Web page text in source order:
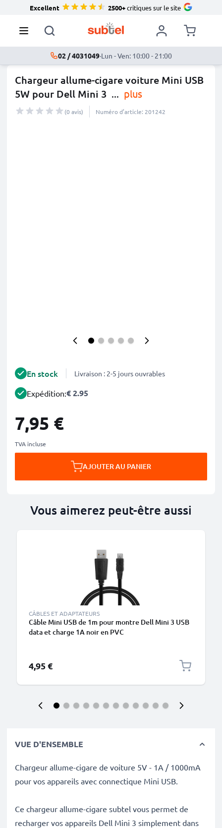
Excellent 2500+critiques sur le site
02 / 4031049·Lun - Ven: 10:00 - 21:00
Chargeur allume-cigare voiture Mini USB
5W pour Dell Mini 3 ... plus
(0 avis) Numéro d’article: 201242
En stock Livraison : 2-5 jours ouvrables
Expédition:€ 2.95
7,95 €
TVA incluse
AJOUTER AU PANIER
Vous aimerez peut-être aussi
CÂBLES ET ADAPTATEURS
Câble Mini USB de 1m pour montre Dell Mini 3 USB
data et charge 1A noir en PVC
4,95 €
VUE D'ENSEMBLE
Chargeur allume-cigare de voiture 5V - 1A / 1000mA
pour vos appareils avec connectique Mini USB.
Ce chargeur allume-cigare subtel vous permet de
recharger vos appareils Dell Mini 3 simplement dans